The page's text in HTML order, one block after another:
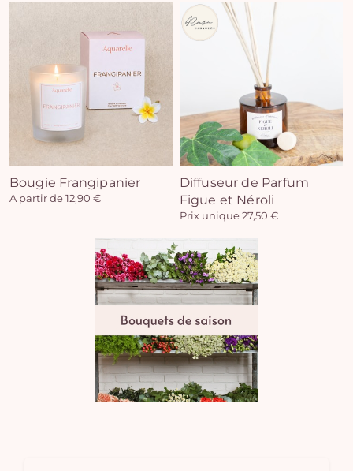
Bougie Frangipanier
A partir de 12,90 €
Diffuseur de Parfum
Figue et Néroli
Prix unique 27,50 €